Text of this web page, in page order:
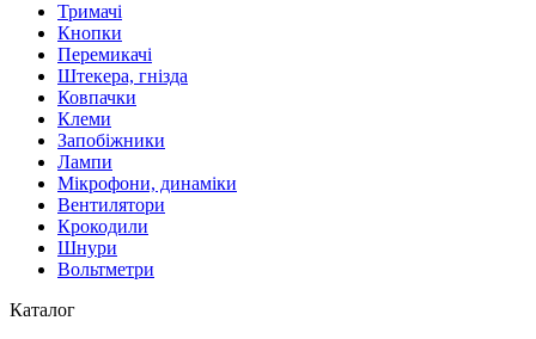
Тримачі
Кнопки
Перемикачі
Штекера, гнізда
Ковпачки
Клеми
Запобіжники
Лампи
Мікрофони, динаміки
Вентилятори
Крокодили
Шнури
Вольтметри
Каталог